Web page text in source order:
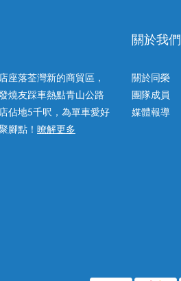
座落荃灣新的商貿區，
燒友踩車熱點青山公路
佔地5千呎，為單車愛好
腳點！ 暸解更多
關於我們
關於同榮
團隊成員
媒體報導